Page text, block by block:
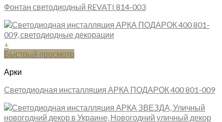
Фонтан светодиодный REVATI 814-003
+
Быстрый просмотр
Арки
Светодиодная инсталляция АРКА ПОДАРОК 400 801-009